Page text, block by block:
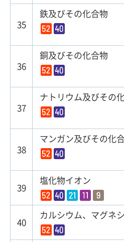
35
鉄及びその化合物
36
銅及びその化合物
37
ナトリウム及びその
38
マンガン及びその化
39
塩化物イオン
40
カルシウム、マグネ